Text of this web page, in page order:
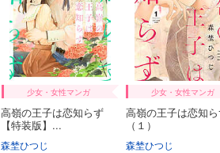
少女・女性マンガ
高嶺の王子は恋知らず
【特装版】...
森埜ひつじ
少女・女性マンガ
高嶺の王子は恋知
（１）
森埜ひつじ